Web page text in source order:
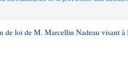
de loi de M. Marcellin Nadeau visant à